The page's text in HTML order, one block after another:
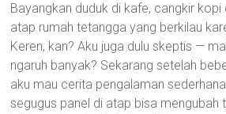
Bayangkan duduk di kafe, cangkir kopi
atap rumah tetangga yang berkilau
Keren, kan? Aku juga dulu skeptis —
ngaruh banyak? Sekarang setelah
aku mau cerita pengalaman
segugus panel di atap bisa mengubah